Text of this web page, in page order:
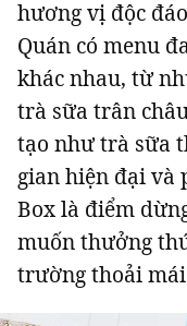
hương vị độc
Quán có menu
khác nhau, từ
trà sữa trân
tạo như trà sữa
gian hiện đại và
Box là điểm
muốn thưởng
trường thoải